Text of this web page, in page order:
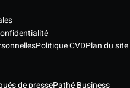
Politique CVDPlan du site
de pressePathé Business